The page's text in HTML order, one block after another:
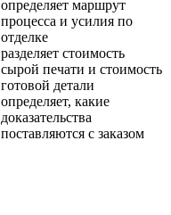
определяет маршрут
процесса и усилия по
отделке
разделяет стоимость
сырой печати и стоимость
готовой детали
определяет, какие
доказательства
поставляются с заказом